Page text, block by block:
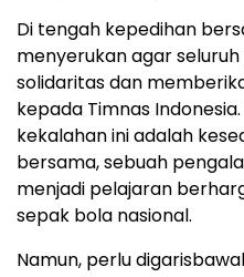
Di tengah kepedihan
menyerukan agar
solidaritas dan
kepada Timnas
kekalahan ini adalah
bersama, sebuah
menjadi pelajaran
sepak bola nasional.
Namun, perlu